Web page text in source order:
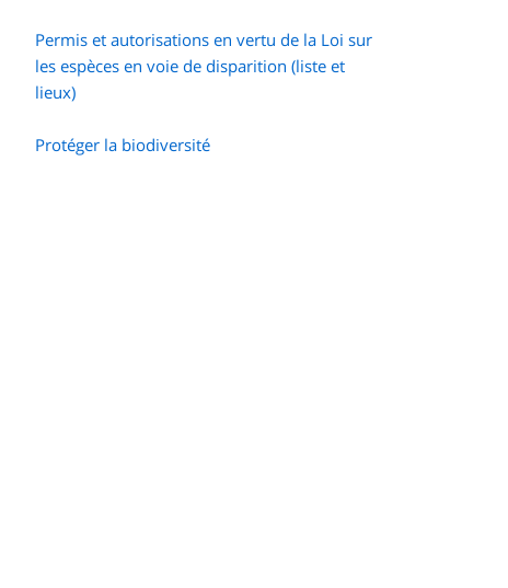
Permis et autorisations en vertu de la Loi sur
les espèces en voie de disparition (liste et
lieux)
Protéger la biodiversité